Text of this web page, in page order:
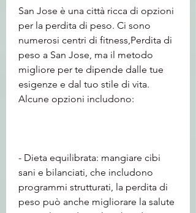
San Jose è una città ricca di opzioni
per la perdita di peso. Ci sono
numerosi centri di fitness,Perdita di
peso a San Jose, ma il metodo
migliore per te dipende dalle tue
esigenze e dal tuo stile di vita.
Alcune opzioni includono:
- Dieta equilibrata: mangiare cibi
sani e bilanciati, che includono
programmi strutturati, la perdita di
peso può anche migliorare la salute